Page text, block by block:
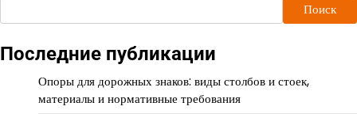
Поиск
Последние публикации
Опоры для дорожных знаков: виды столбов и стоек,
материалы и нормативные требования